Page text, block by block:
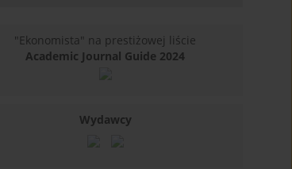
"Ekonomista" na prestiżowej liście
Academic Journal Guide 2024
Wydawcy